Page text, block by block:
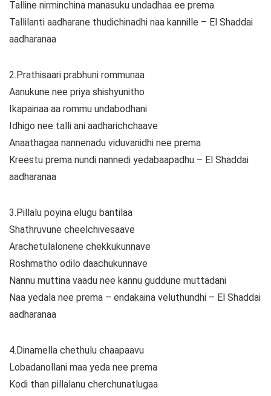
Talline nirminchina manasuku undadhaa ee prema
Tallilanti aadharane thudichinadhi naa kannille – El Shaddai
aadharanaa
2.Prathisaari prabhuni rommunaa
Aanukune nee priya shishyunitho
Ikapainaa aa rommu undabodhani
Idhigo nee talli ani aadharichchaave
Anaathagaa nannenadu viduvanidhi nee prema
Kreestu prema nundi nannedi yedabaapadhu – El Shaddai
aadharanaa
3.Pillalu poyina elugu bantilaa
Shathruvune cheelchivesaave
Arachetulalonene chekkukunnave
Roshmatho odilo daachukunnave
Nannu muttina vaadu nee kannu guddune muttadani
Naa yedala nee prema – endakaina veluthundhi – El Shaddai
aadharanaa
4.Dinamella chethulu chaapaavu
Lobadanollani maa yeda nee prema
Kodi than pillalanu cherchunatlugaa